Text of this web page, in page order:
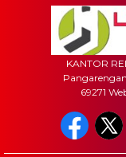
KANTOR
69271